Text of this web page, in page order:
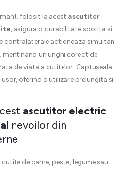
folosit la acest ascutitor
, asigura o durabilitate sporita si
contralaterale actioneaza simultan
mentinand un unghi corect de
de viata a cutitelor. Captuseala
oferind o utilizare prelungita si
ascutitor electric
nevoilor din
de carne, peste, legume sau